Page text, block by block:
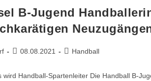
B-Jugend
08.08.2021 Handball
wird Handball-Spartenleiter Die Handball B-